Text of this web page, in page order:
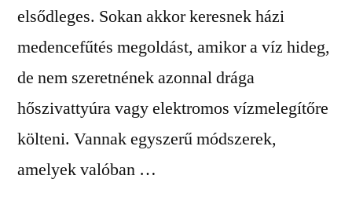
elsődleges. Sokan akkor keresnek házi
medencefűtés megoldást, amikor a víz hideg,
de nem szeretnének azonnal drága
hőszivattyúra vagy elektromos vízmelegítőre
költeni. Vannak egyszerű módszerek,
amelyek valóban …